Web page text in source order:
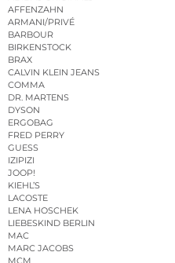
AFFENZAHN
ARMANI/PRIVÉ
BARBOUR
BIRKENSTOCK
BRAX
CALVIN KLEIN JEANS
COMMA
DR. MARTENS
DYSON
ERGOBAG
FRED PERRY
GUESS
IZIPIZI
JOOP!
KIEHL’S
LACOSTE
LENA HOSCHEK
LIEBESKIND BERLIN
MAC
MARC JACOBS
MCM